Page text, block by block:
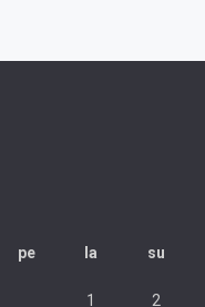
pe la su
1 2